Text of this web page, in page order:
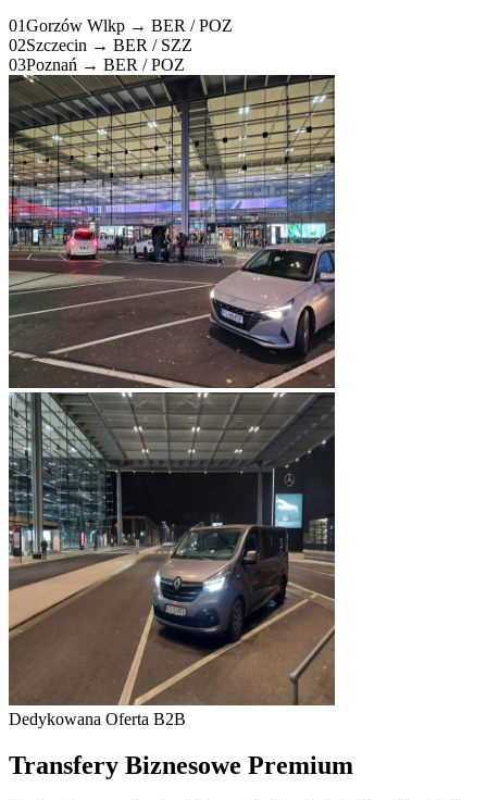
01Gorzów Wlkp → BER / POZ
02Szczecin → BER / SZZ
03Poznań → BER / POZ
Dedykowana Oferta B2B
Transfery Biznesowe Premium